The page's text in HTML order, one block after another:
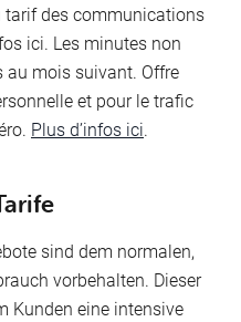
tarif des communications
ici. Les minutes non
au mois suivant. Offre
et pour le trafic
Plus d’infos ici.
sind dem normalen,
vorbehalten. Dieser
Kunden eine intensive